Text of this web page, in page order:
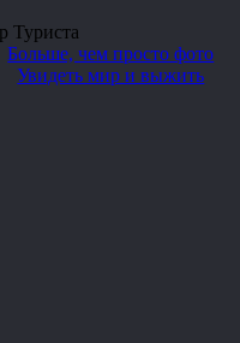
Туриста
Больше, чем просто фото
Увидеть мир и выжить